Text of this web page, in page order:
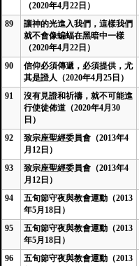
（2020年4月22日）
89
讓神的光進入我們，這樣我們
就不會像蝙蝠在黑暗中一樣
（2020年4月22日）
90
信仰必須傳遞，必須提供，尤
其是證人（2020年4月25日）
91
沒有見證和祈禱，就不可能進
行使徒佈道（2020年4月30
日）
92
致宗座聖經委員會（2013年4
月12日）
93
致宗座聖經委員會（2013年4
月12日）
94
五旬節守夜與教會運動（2013
年5月18日）
95
五旬節守夜與教會運動（2013
年5月18日）
96
五旬節守夜與教會運動（2013